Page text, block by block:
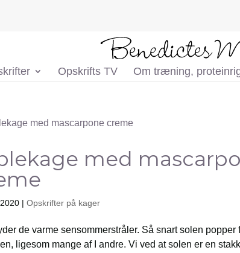
Opskrifts TV Om træning,
med
| Opskrifter på kager
de varme sensommerstråler. Så snart solen popper
ligesom mange af I andre. Vi ved at solen er en